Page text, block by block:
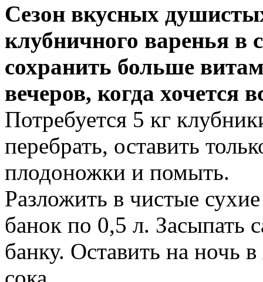
Сезон вкусных
клубничного варенья в
сохранить больше
вечеров, когда хочется
Потребуется 5 кг
перебрать, оставить
плодоножки и помыть.
Разложить в чистые
банок по 0,5 л. Засыпать
банку. Оставить на ночь